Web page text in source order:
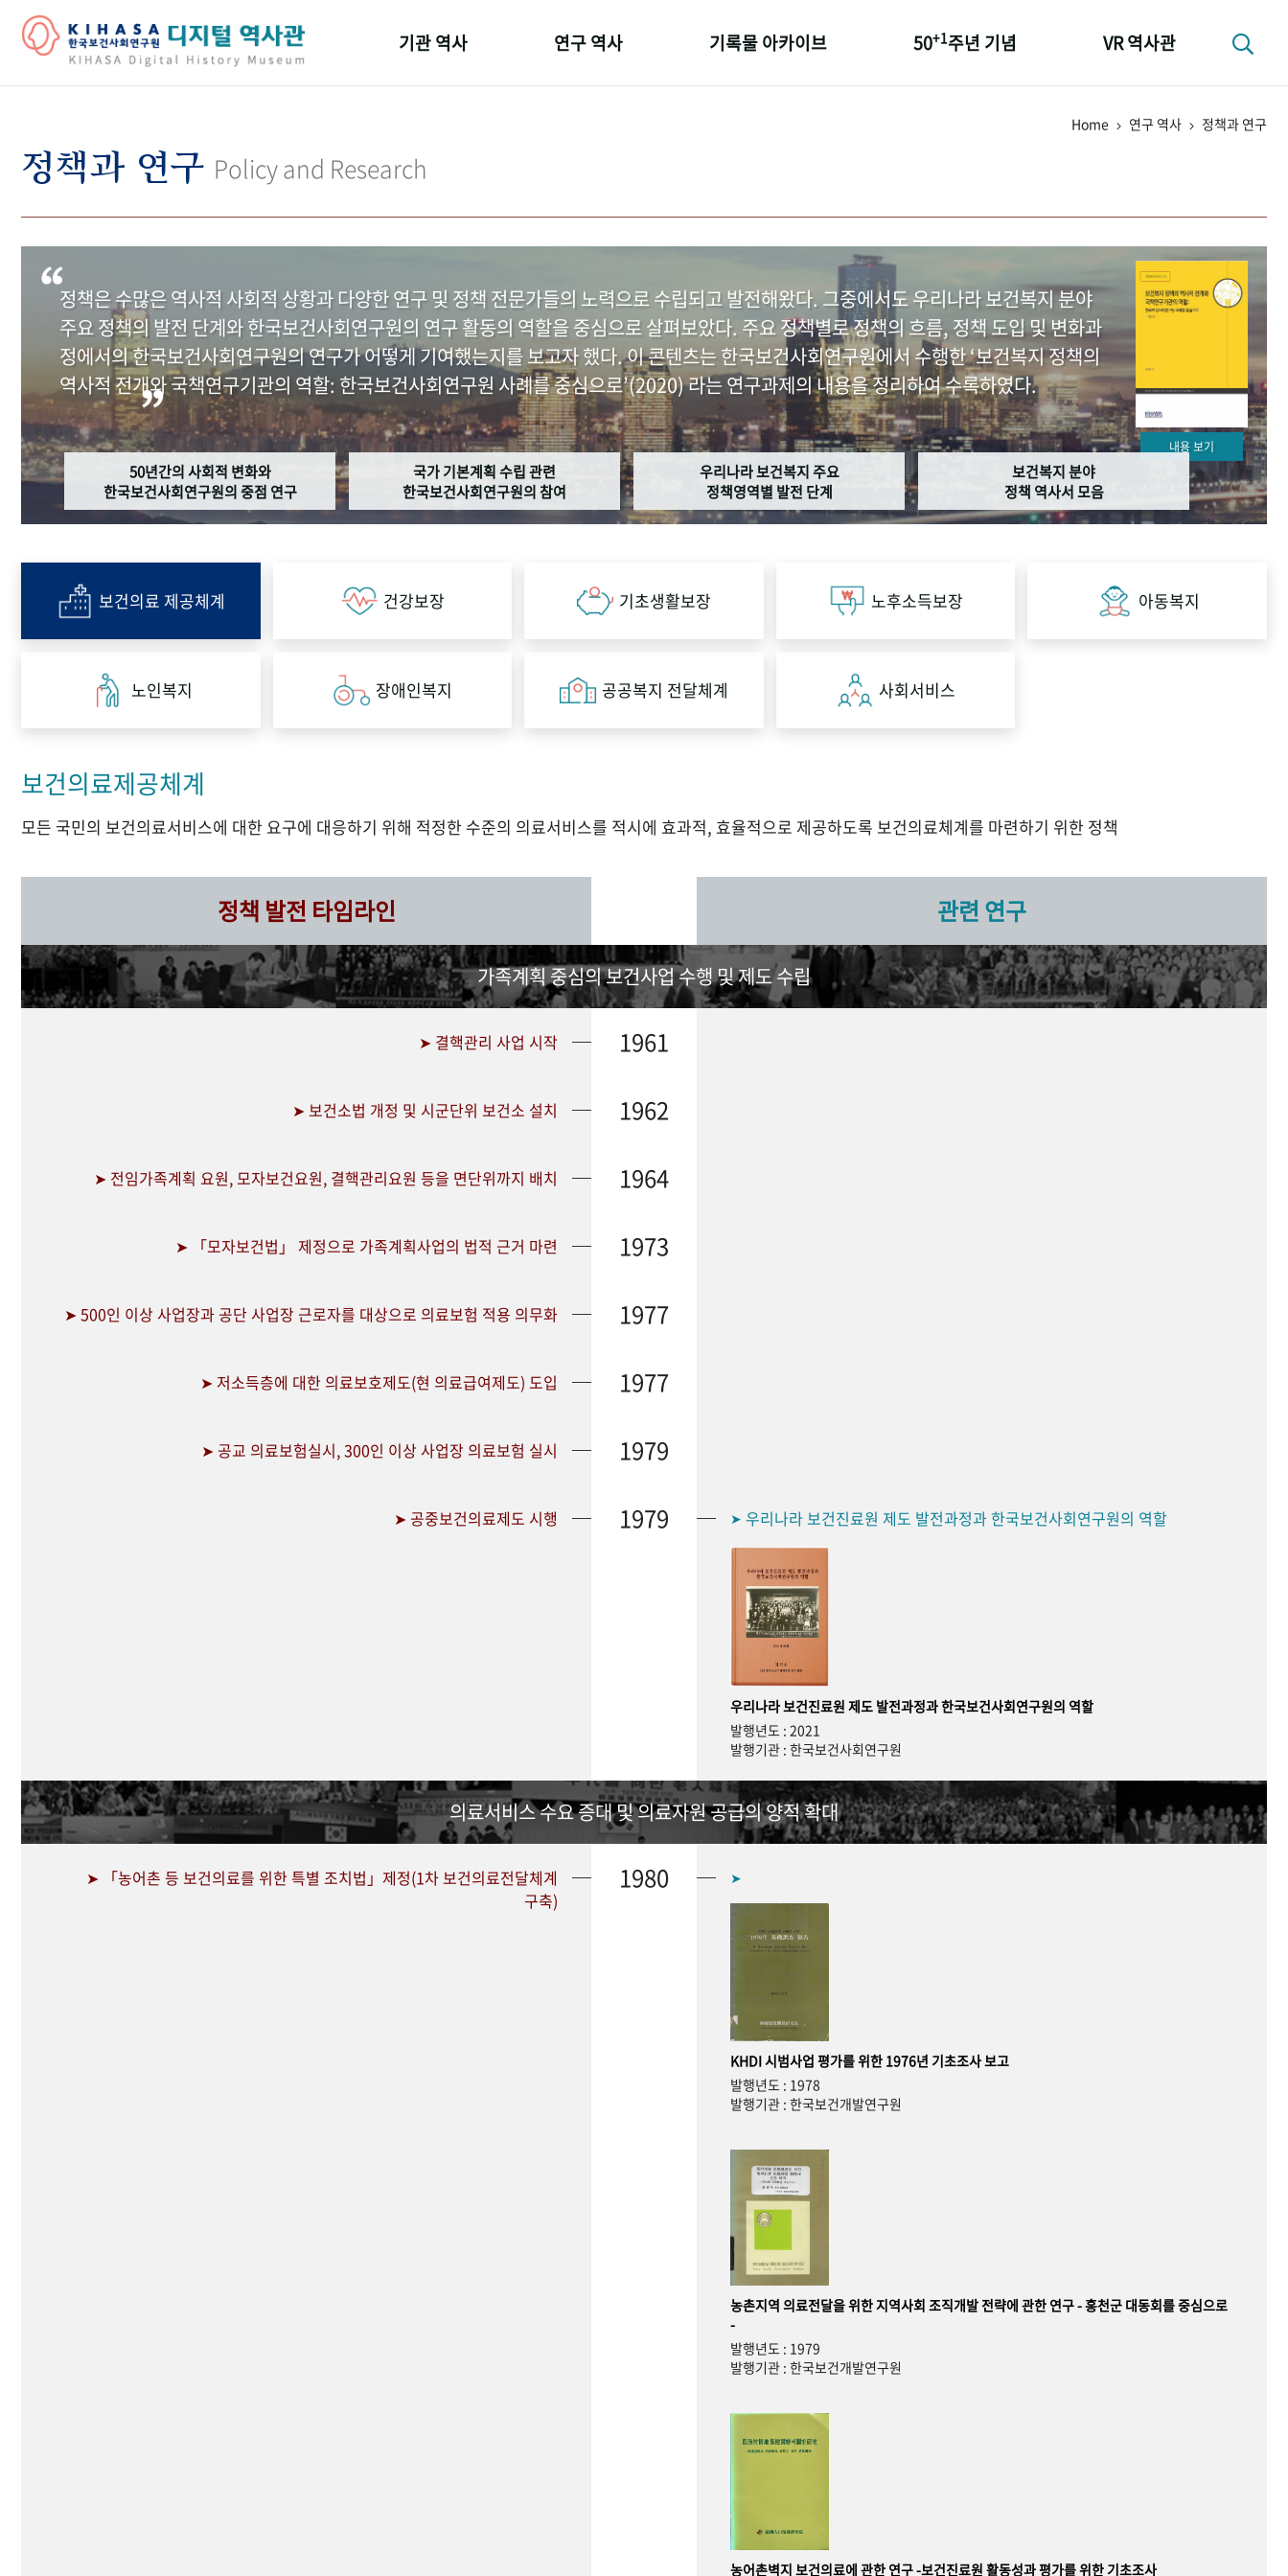
기관 역사
기관 변천사
연구 역사 기록물 아카이브 50+1주년 기념 VR 역사관
Home 연구 역사 정책과 연구
정책과 연구 Policy and Research
정책은 수많은 역사적 사회적 상황과 다양한 연구 및 정책 전문가들의 노력으로 수립되고 발전해왔다. 그중에서도 우리나라 보건복지 분야
주요 정책의 발전 단계와 한국보건사회연구원의 연구 활동의 역할을 중심으로 살펴보았다. 주요 정책별로 정책의 흐름, 정책 도입 및 변화과
정에서의 한국보건사회연구원의 연구가 어떻게 기여했는지를 보고자 했다. 이 콘텐츠는 한국보건사회연구원에서 수행한 ‘보건복지 정책의
역사적 전개와 국책연구기관의 역할: 한국보건사회연구원 사례를 중심으로’(2020) 라는 연구과제의 내용을 정리하여 수록하였다.
내용 보기
50년간의 사회적 변화와
한국보건사회연구원의 중점 연구
국가 기본계획 수립 관련
한국보건사회연구원의 참여
우리나라 보건복지 주요
정책영역별 발전 단계
보건복지 분야
정책 역사서 모음
보건의료 제공체계 건강보장 기초생활보장 노후소득보장 아동복지
노인복지 장애인복지 공공복지 전달체계 사회서비스
보건의료제공체계
모든 국민의 보건의료서비스에 대한 요구에 대응하기 위해 적정한 수준의 의료서비스를 적시에 효과적, 효율적으로 제공하도록 보건의료체계를 마련하기 위한 정책
정책 발전 타임라인 관련 연구
가족계획 중심의 보건사업 수행 및 제도 수립
➤ 결핵관리 사업 시작 1961
➤ 보건소법 개정 및 시군단위 보건소 설치 1962
➤ 전임가족계획 요원, 모자보건요원, 결핵관리요원 등을 면단위까지 배치 1964
➤ 「모자보건법」 제정으로 가족계획사업의 법적 근거 마련 1973
➤ 500인 이상 사업장과 공단 사업장 근로자를 대상으로 의료보험 적용 의무화 1977
➤ 저소득층에 대한 의료보호제도(현 의료급여제도) 도입 1977
➤ 공교 의료보험실시, 300인 이상 사업장 의료보험 실시 1979
➤ 공중보건의료제도 시행 1979 ➤ 우리나라 보건진료원 제도 발전과정과 한국보건사회연구원의 역할
우리나라 보건진료원 제도 발전과정과 한국보건사회연구원의 역할
발행년도 : 2021
발행기관 : 한국보건사회연구원
의료서비스 수요 증대 및 의료자원 공급의 양적 확대
➤ 「농어촌 등 보건의료를 위한 특별 조치법」제정(1차 보건의료전달체계
구축)
1980 ➤
KHDI 시범사업 평가를 위한 1976년 기초조사 보고
발행년도 : 1978
발행기관 : 한국보건개발연구원
농촌지역 의료전달을 위한 지역사회 조직개발 전략에 관한 연구 - 홍천군 대동회를 중심으로
-
발행년도 : 1979
발행기관 : 한국보건개발연구원
농어촌벽지 보건의료에 관한 연구 -보건진료원 활동성과 평가를 위한 기초조사